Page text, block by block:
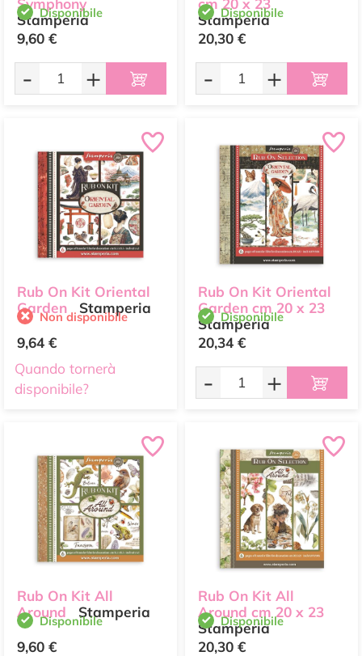
Symphony
Stamperia
Disponibile
9,60 €
- +
cm 20 x 23
Stamperia
Disponibile
20,30 €
- +
Rub On Kit Oriental
Garden
Stamperia
Non disponibile
9,64 €
Quando tornerà
disponibile?
Rub On Kit Oriental
Garden cm 20 x 23
Stamperia
Disponibile
20,34 €
- +
Rub On Kit All
Around
Stamperia
Disponibile
9,60 €
Rub On Kit All
Around cm 20 x 23
Stamperia
Disponibile
20,30 €